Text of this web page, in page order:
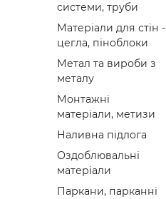
системи, труби
Матеріали для стін -
цегла, піноблоки
Метал та вироби з
металу
Монтажні
матеріали, метизи
Наливна підлога
Оздоблювальні
матеріали
Паркани, парканні